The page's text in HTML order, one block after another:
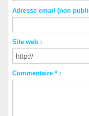
Adresse email (non
Site web :
Commentaire * :